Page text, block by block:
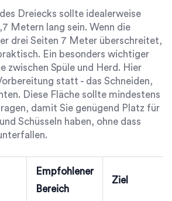
Dreiecks sollte idealerweise
Metern lang sein. Wenn die
drei Seiten 7 Meter überschreitet,
Ein besonders wichtiger
zwischen Spüle und Herd. Hier
statt - das Schneiden,
Diese Fläche sollte mindestens
damit Sie genügend Platz für
Schüsseln haben, ohne dass
Empfohlener
Bereich
Ziel